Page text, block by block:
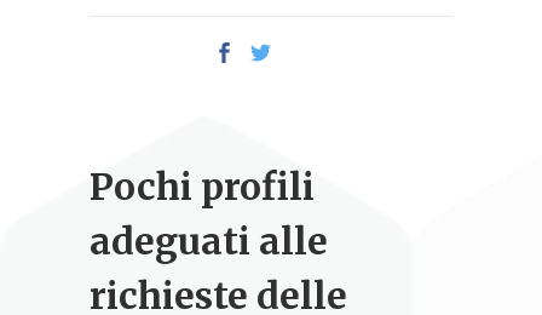
Pochi profili
adeguati alle
richieste delle